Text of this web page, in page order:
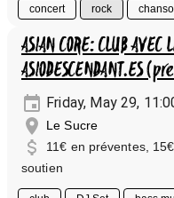
concert rock
ASIAN CORE: CLUB
ASIODESCENDANT.ES
Friday, May 29,
Le Sucre
11€ en préventes,
soutien